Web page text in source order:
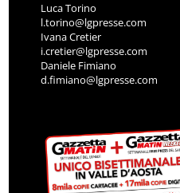
Luca Torino
l.torino@lgpresse.com
Ivana Cretier
i.cretier@lgpresse.com
Daniele Fimiano
d.fimiano@lgpresse.com